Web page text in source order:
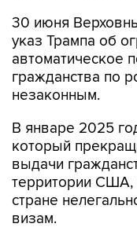
30 июня
указ Трампа об
автоматическое
гражданства по
незаконным.
В январе 2025
который
выдачи
территории США,
стране
визам.